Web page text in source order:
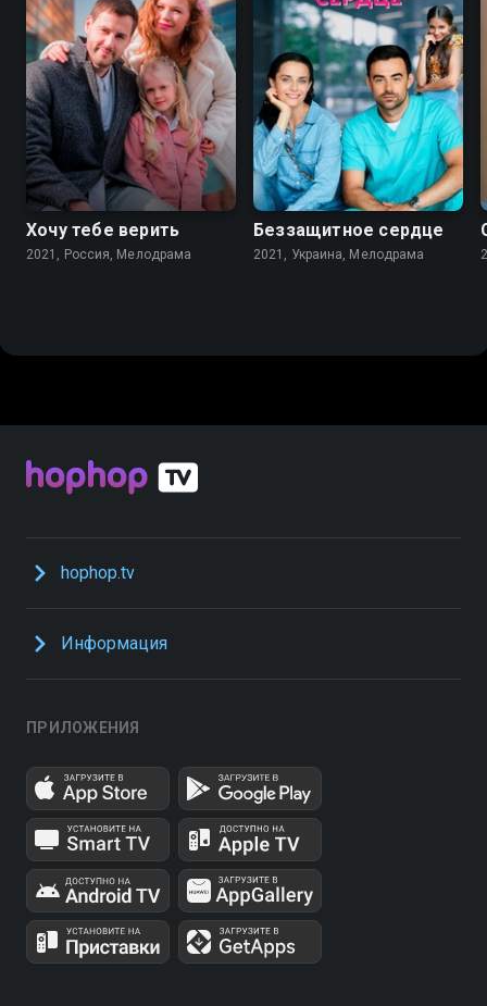
7.1
Хочу тебе верить
2021, Россия, Мелодрама
7.2
Беззащитное сердце
2021, Украина, Мелодрама
hophop.tv
Информация
ПРИЛОЖЕНИЯ